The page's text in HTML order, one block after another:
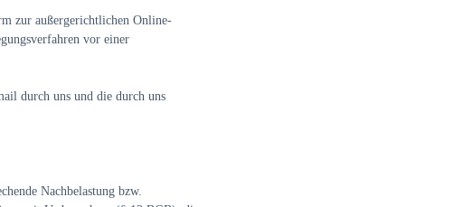
zur außergerichtlichen Online-
vor einer
durch uns und die durch uns
Nachbelastung bzw.